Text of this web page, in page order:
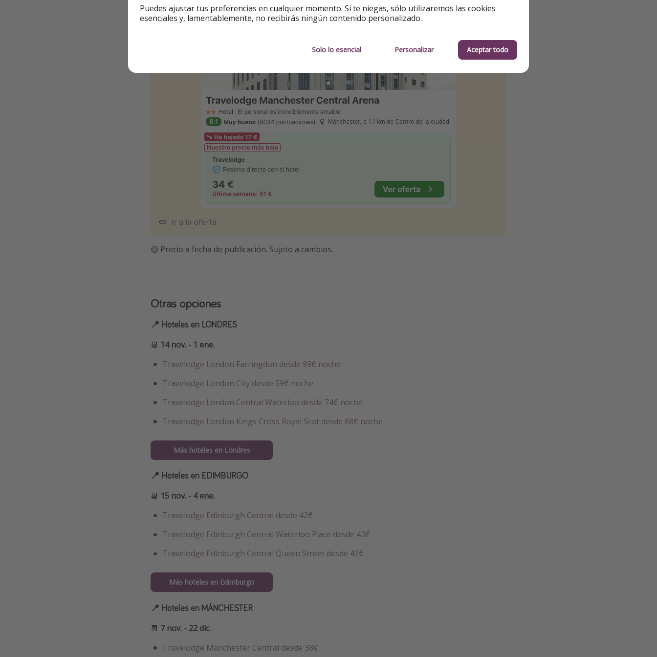
Ejemplo + económica en Manchester:
Ir a la oferta
🟡 Precio a fecha de publicación. Sujeto a cambios.
Otras opciones
📍 Hoteles en LONDRES
📆 14 nov. - 1 ene.
Travelodge London Farringdon desde 99€ noche
Travelodge London City desde 59€ noche
Travelodge London Central Waterloo desde 74€ noche
Travelodge London Kings Cross Royal Scot desde 68€ noche
Más hoteles en Londres
📍 Hoteles en EDIMBURGO
📆 15 nov. - 4 ene.
Travelodge Edinburgh Central desde 42€
Travelodge Edinburgh Central Waterloo Place desde 43€
Travelodge Edinburgh Central Queen Street desde 42€
Más hoteles en Edimburgo
📍 Hoteles en MÁNCHESTER
📆 7 nov. - 22 dic.
Travelodge Manchester Central desde 38€
Puedes ajustar tus preferencias en cualquier momento. Si te niegas, sólo utilizaremos las cookies
esenciales y, lamentablemente, no recibirás ningún contenido personalizado.
Solo lo esencial Personalizar Aceptar todo